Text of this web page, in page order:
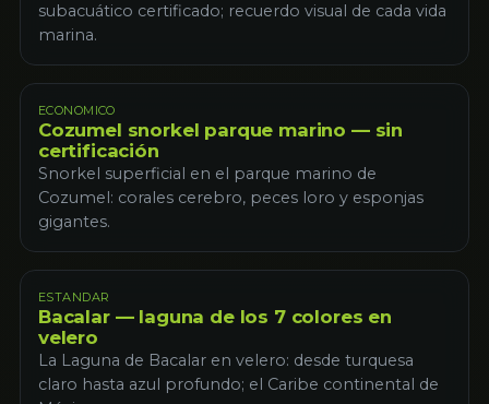
subacuático certificado; recuerdo visual de cada vida
marina.
ECONOMICO
Cozumel snorkel parque marino — sin
certificación
Snorkel superficial en el parque marino de
Cozumel: corales cerebro, peces loro y esponjas
gigantes.
ESTANDAR
Bacalar — laguna de los 7 colores en
velero
La Laguna de Bacalar en velero: desde turquesa
claro hasta azul profundo; el Caribe continental de